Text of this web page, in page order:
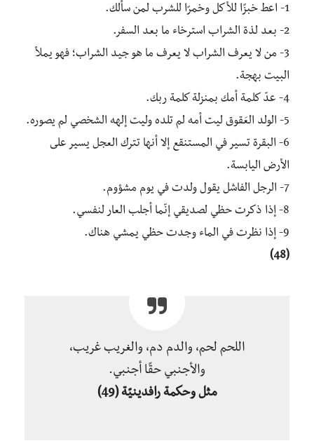
1- اعط خبزًا للأكل وخمرًا للشرب لمن سألك.
2- بعد لذة الشراب استرخاء ما بعد السفر.
3- من لا يعرف الشراب لا يعرف ما هو جيد الشراب؛ فهو يملأ
البيت بهجة.
4- عدّ كلمة أمك بمنزلة كلمة ربك.
5- الولد العَقوق ليت أمه لم تلده وليت إلهه الشخصي لم يصوره.
6- البقرة تسير في المستنقع إلا أنها تترك العجل يسير على
الأرض اليابسة.
7- الرجل الفاشل يقول ولدت في يوم مشؤوم.
8- إذا ذكرت حظي لصديقي إنّما أجلب العار لنفسي.
9- إذا نظرت في الماء وجدت حظي يمشي هناك.
(48)
اللحم لحم، والدم دم، والغريب غريب،
والأجنبي حقًا أجنبي.
مثل وحكمة رافدينيّة (49)